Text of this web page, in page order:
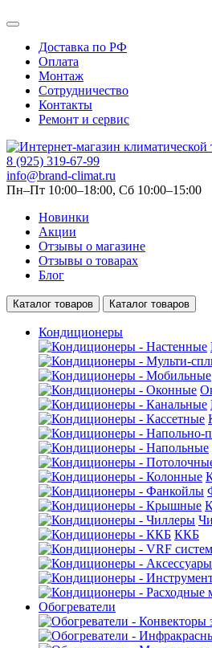
Доставка по РФ
Оплата
Монтаж
Сотрудничество
Контакты
Ремонт и сервис
8 (925) 319-67-99
info@brand-climat.ru
Пн–Пт 10:00–18:00, Сб 10:00–15:00
Новинки
Акции
Отзывы о магазине
Отзывы о товарах
Блог
Каталог товаров Каталог товаров
Кондиционеры
ККБ
Обогреватели